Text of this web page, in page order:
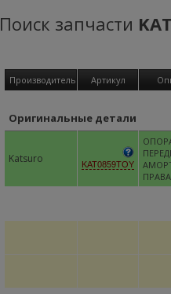
Поиск запчасти
Производитель Артикул
Оригинальные детали
Katsuro KAT0859TOY